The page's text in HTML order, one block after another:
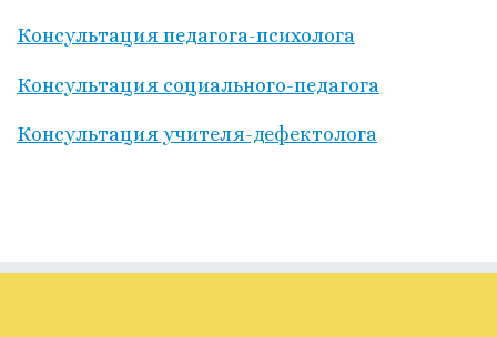
Консультация педагога-психолога
Консультация социального-педагога
Консультация учителя-дефектолога